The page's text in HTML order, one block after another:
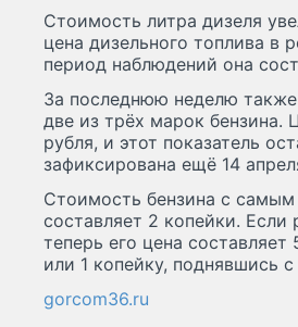
Стоимость литра дизеля
цена дизельного топлива в
период наблюдений она
За последнюю неделю
две из трёх марок бензина.
рубля, и этот показатель
зафиксирована ещё 14
Стоимость бензина с
составляет 2 копейки.
теперь его цена
или 1 копейку, поднявшись
gorcom36.ru